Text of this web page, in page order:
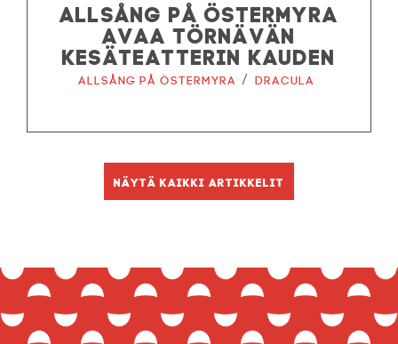
ALLSÅNG PÅ ÖSTERMYRA
AVAA TÖRNÄVÄN
KESÄTEATTERIN KAUDEN
Allsång på Östermyra / Dracula
Näytä kaikki artikkelit